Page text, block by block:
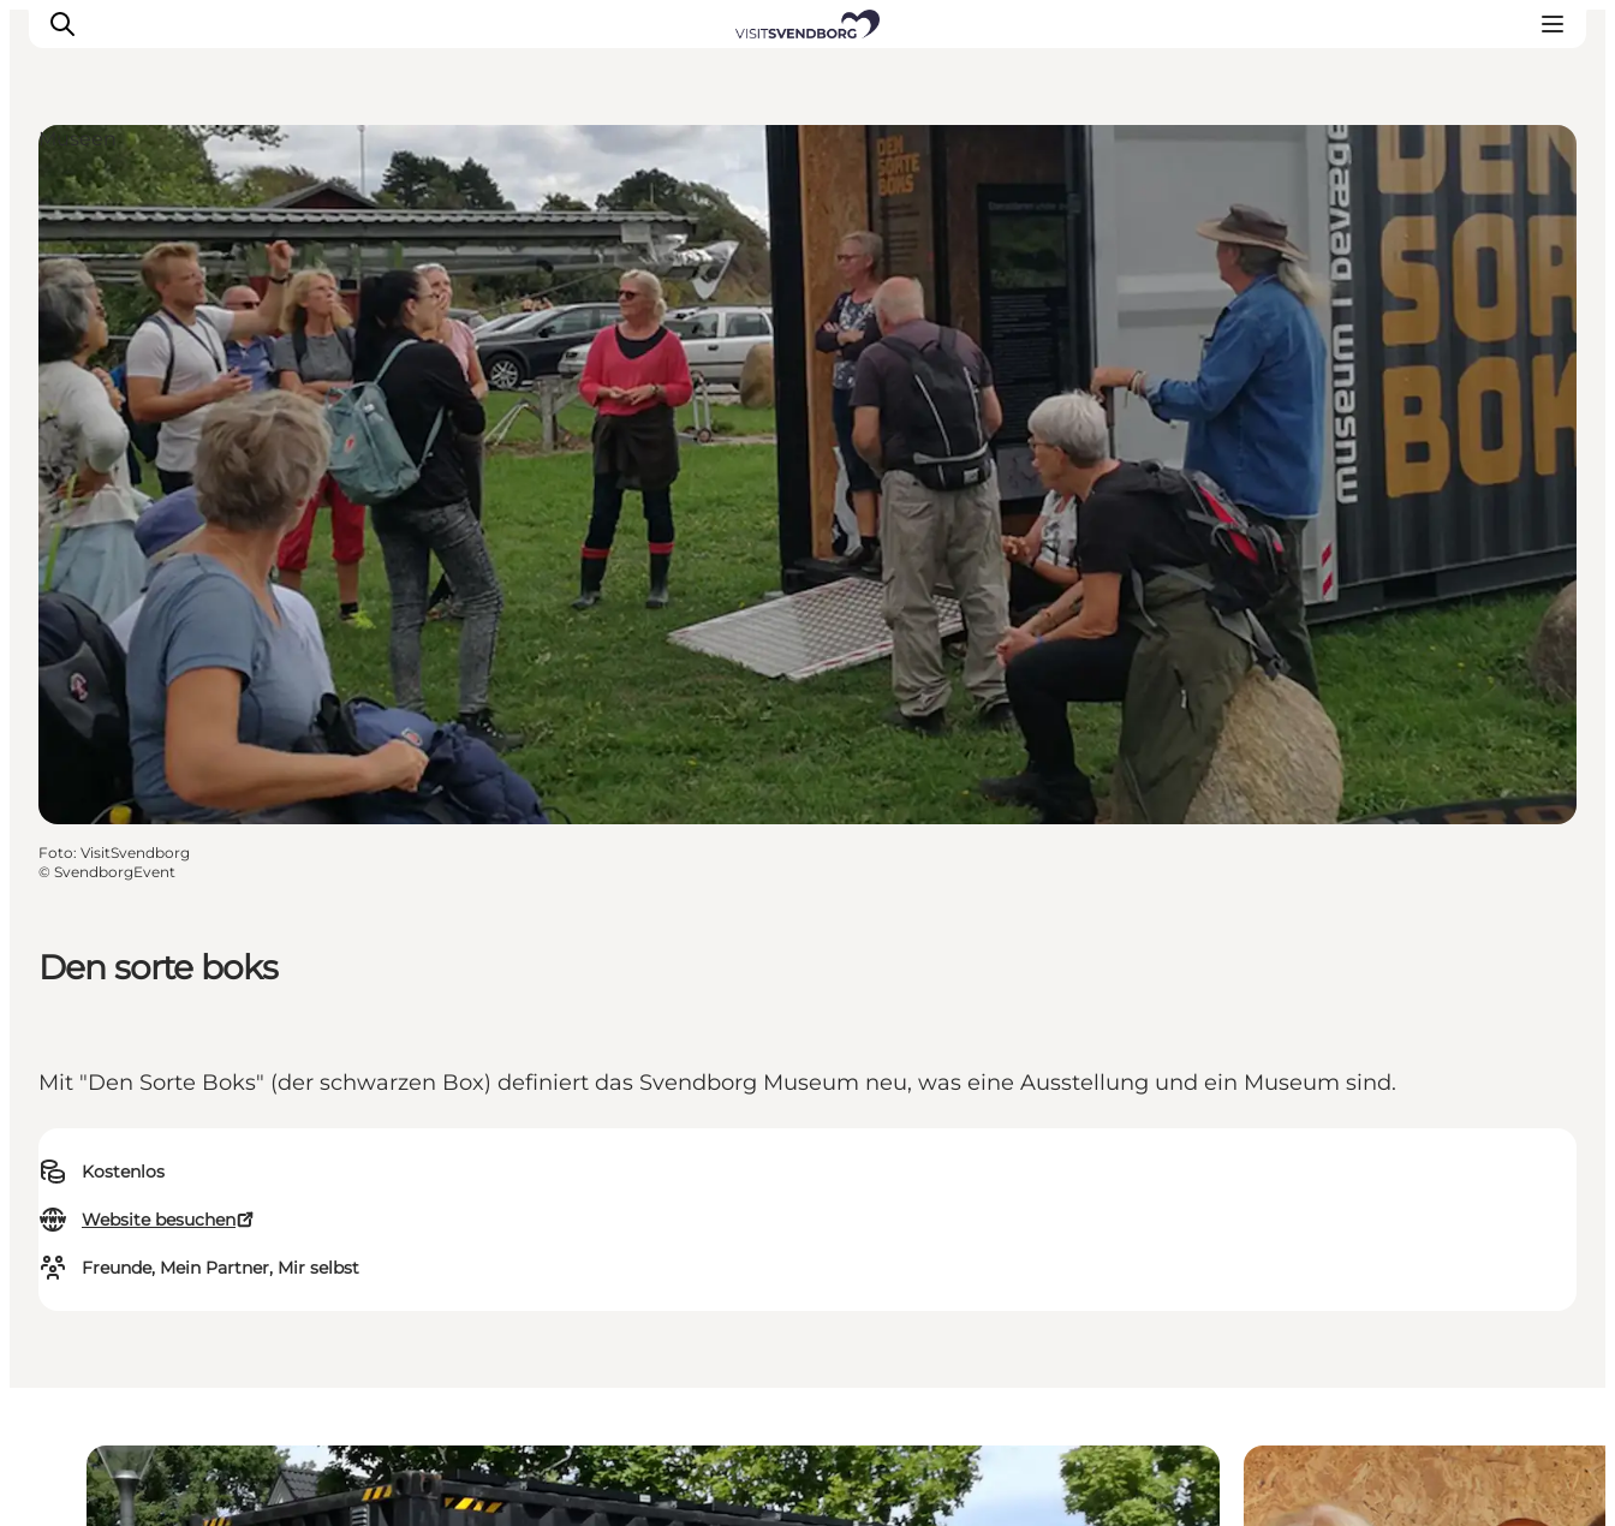
Veranstaltungen
Essen und Trinken
Shopping in Svendborg
Übernachtung
Den Urlaub planen
Den sorte boks
Mit "Den Sorte Boks" (der schwarzen Box) definiert das Svendborg Museum neu, was eine Ausstellung und ein Museum sind.
Kostenlos
Website besuchen
Freunde, Mein Partner, Mir selbst
Museen
Foto: VisitSvendborg
© SvendborgEvent